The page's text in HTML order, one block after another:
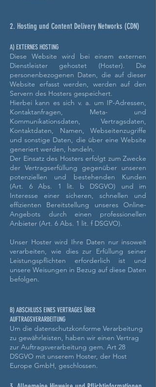
2. Hosting und Content Delivery Networks (CDN)
A) EXTERNES HOSTING
Diese Website wird bei einem externen
Dienstleister gehostet (Hoster). Die
personenbezogenen Daten, die auf dieser
Website erfasst werden, werden auf den
Servern des Hosters gespeichert.
Hierbei kann es sich v. a. um IP-Adressen,
Kontaktanfragen, Meta- und
Kommunikationsdaten, Vertragsdaten,
Kontaktdaten, Namen, Webseitenzugriffe
und sonstige Daten, die über eine Website
generiert werden, handeln.
Der Einsatz des Hosters erfolgt zum Zwecke
der Vertragserfüllung gegenüber unseren
potenziellen und bestehenden Kunden
(Art. 6 Abs. 1 lit. b DSGVO) und im
Interesse einer sicheren, schnellen und
effizienten Bereitstellung unseres Online-
Angebots durch einen professionellen
Anbieter (Art. 6 Abs. 1 lit. f DSGVO).
Unser Hoster wird Ihre Daten nur insoweit
verarbeiten, wie dies zur Erfüllung seiner
Leistungspflichten erforderlich ist und
unsere Weisungen in Bezug auf diese Daten
befolgen.
B) ABSCHLUSS EINES VERTRAGES ÜBER
AUFTRAGSVERARBEITUNG
Um die datenschutzkonforme Verarbeitung
zu gewährleisten, haben wir einen Vertrag
zur Auftragsverarbeitung gem. Art 28
DSGVO mit unserem Hoster, der Host
Europe GmbH, geschlossen.